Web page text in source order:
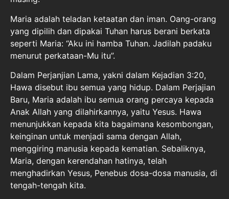
Maria adalah teladan ketaatan dan iman. Oang-orang
yang dipilih dan dipakai Tuhan harus berani berkata
seperti Maria: “Aku ini hamba Tuhan. Jadilah padaku
menurut perkataan-Mu itu”.
Dalam Perjanjian Lama, yakni dalam Kejadian 3:20,
Hawa disebut ibu semua yang hidup. Dalam Perjajian
Baru, Maria adalah ibu semua orang percaya kepada
Anak Allah yang dilahirkannya, yaitu Yesus. Hawa
menunjukkan kepada kita bagaimana kesombongan,
keinginan untuk menjadi sama dengan Allah,
menggiring manusia kepada kematian. Sebaliknya,
Maria, dengan kerendahan hatinya, telah
menghadirkan Yesus, Penebus dosa-dosa manusia, di
tengah-tengah kita.